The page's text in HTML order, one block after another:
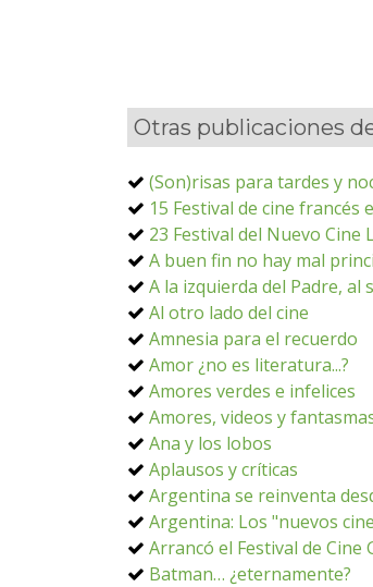
Otras publicaciones
(Son)risas para tardes y
15 Festival de cine
23 Festival del Nuevo Cine
A buen fin no hay mal
A la izquierda del Padre,
Al otro lado del cine
Amnesia para el recuerdo
Amor ¿no es literatura...?
Amores verdes e infelices
Amores, videos y
Ana y los lobos
Aplausos y críticas
Argentina se reinventa
Argentina: Los "nuevos
Arrancó el Festival de Cine
Batman… ¿eternamente?